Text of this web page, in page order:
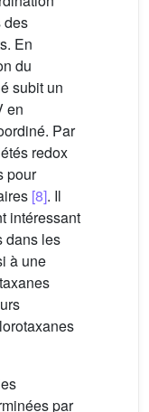
des
En
du
subit un
en
Par
redox
pour
[8]. Il
intéressant
dans les
à une
par